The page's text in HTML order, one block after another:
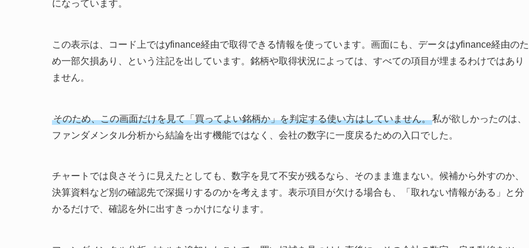
になっています。
この表示は、コード上ではyfinance経由で取得できる情報を使っています。画面にも、データはyfinance経由のた
め一部欠損あり、という注記を出しています。銘柄や取得状況によっては、すべての項目が埋まるわけではあり
ません。
そのため、この画面だけを見て「買ってよい銘柄か」を判定する使い方はしていません。私が欲しかったのは、
ファンダメンタル分析から結論を出す機能ではなく、会社の数字に一度戻るための入口でした。
チャートでは良さそうに見えたとしても、数字を見て不安が残るなら、そのまま進まない。候補から外すのか、
決算資料など別の確認先で深掘りするのかを考えます。表示項目が欠ける場合も、「取れない情報がある」と分
かるだけで、確認を外に出すきっかけになります。